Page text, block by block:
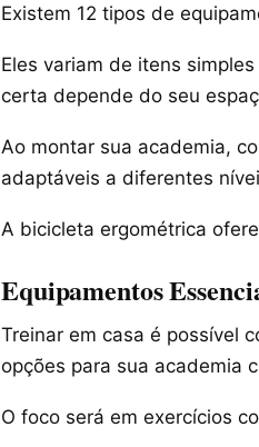
Existem 12 tipos de
Eles variam de itens
certa depende do seu
Ao montar sua academia,
adaptáveis a diferentes
A bicicleta ergométrica
Equipamentos
Treinar em casa é possível
opções para sua academia
O foco será em exercícios